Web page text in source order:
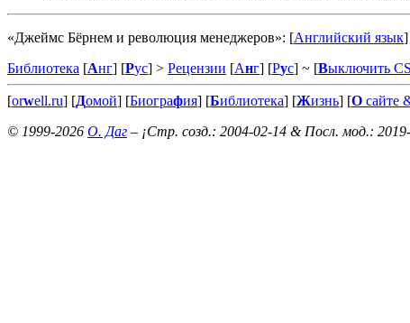
«Джеймс Бёрнем и революция менеджеров»: [Английский язык]
Библиотека [Анг] [Рус] > Рецензии [Анг] [Рус] ~ [Выключить
[orwell.ru] [Домой] [Биография] [Библиотека] [Жизнь] [О сайте
© 1999-2026 О. Даг – ¡Стр. созд.: 2004-02-14 & Посл. мод.: